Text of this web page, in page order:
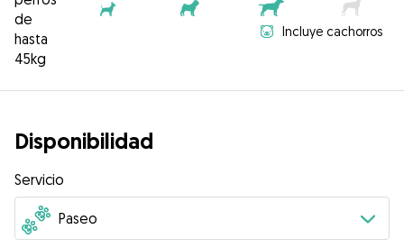
de
hasta
45kg
Incluye cachorros
Disponibilidad
Servicio